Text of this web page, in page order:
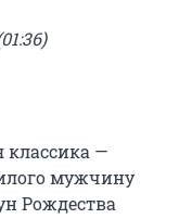
классика —
мужчину
Рождества